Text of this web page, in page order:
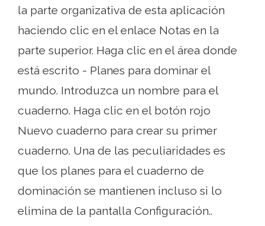
la parte organizativa de esta aplicación
haciendo clic en el enlace Notas en la
parte superior. Haga clic en el área donde
está escrito - Planes para dominar el
mundo. Introduzca un nombre para el
cuaderno. Haga clic en el botón rojo
Nuevo cuaderno para crear su primer
cuaderno. Una de las peculiaridades es
que los planes para el cuaderno de
dominación se mantienen incluso si lo
elimina de la pantalla Configuración..